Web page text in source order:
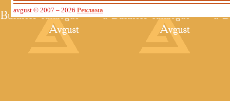
avgust © 2007 – 2026 Реклама